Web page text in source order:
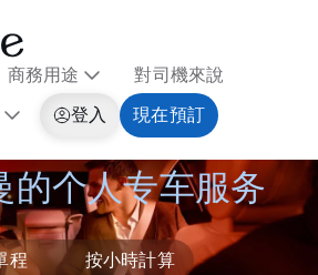
商務用途
對司機來說
登入 現在預訂
的个人专车服务
程 按小時計算